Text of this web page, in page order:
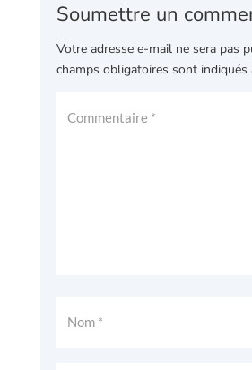
Soumettre un
Votre adresse e-mail ne sera pas
champs obligatoires sont indiqués